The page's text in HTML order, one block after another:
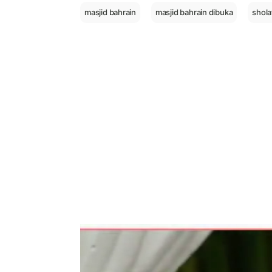
masjid bahrain masjid bahrain dibuka